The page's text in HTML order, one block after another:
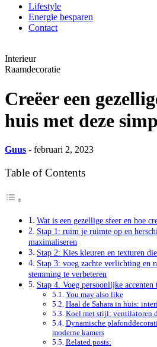
Lifestyle
Energie besparen
Contact
Interieur
Raamdecoratie
Creëer een
huis met deze
Guus - februari 2, 2023
Table of Contents
Wat is een gezellige sfeer en hoe
Stap 1: ruim je ruimte op en
maximaliseren
Stap 2: Kies kleuren en texturen
Stap 3: voeg zachte verlichting en
stemming te verbeteren
Stap 4. Voeg persoonlijke
You may also like
Haal de Sahara in huis:
Koel met stijl: ventilatoren
Dynamische
moderne kamers
Related posts: